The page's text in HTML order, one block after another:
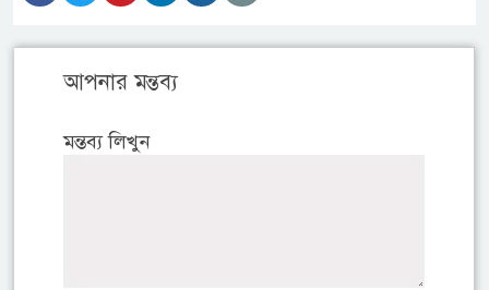
আপনার মন্তব্য
মন্তব্য লিখুন